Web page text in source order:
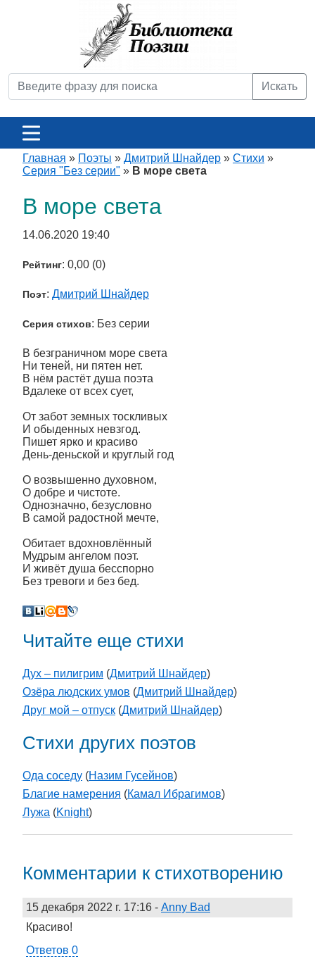
Искать
Главная » Поэты » Дмитрий Шнайдер » Стихи »
Серия "Без серии" » В море света
В море света
14.06.2020 19:40
Рейтинг: 0,00 (0)
Поэт: Дмитрий Шнайдер
Серия стихов: Без серии
В безграничном море света
Ни теней, ни пятен нет.
В нём растёт душа поэта
Вдалеке от всех сует,
От забот земных тоскливых
И обыденных невзгод.
Пишет ярко и красиво
День-деньской и круглый год
О возвышенно духовном,
О добре и чистоте.
Однозначно, безусловно
В самой радостной мечте,
Обитает вдохновлённый
Мудрым ангелом поэт.
И живёт душа бесспорно
Без тревоги и без бед.
Читайте еще стихи
Дух – пилигрим (Дмитрий Шнайдер)
Озёра людских умов (Дмитрий Шнайдер)
Друг мой – отпуск (Дмитрий Шнайдер)
Стихи других поэтов
Ода соседу (Назим Гусейнов)
Благие намерения (Камал Ибрагимов)
Лужа (Knight)
Комментарии к стихотворению
15 декабря 2022 г. 17:16 - Anny Bad
Красиво!
Ответов 0